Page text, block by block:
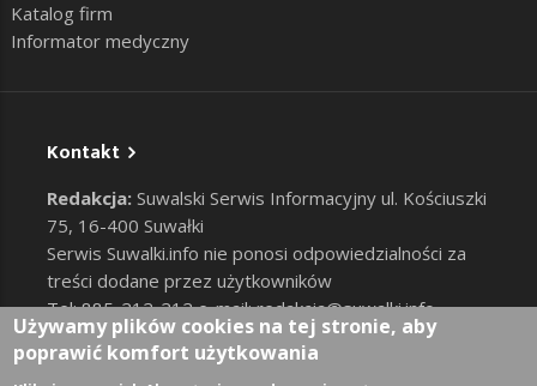
Katalog firm
Informator medyczny
Kontakt
Redakcja: Suwalski Serwis Informacyjny ul. Kościuszki
75, 16-400 Suwałki
Serwis Suwalki.info nie ponosi odpowiedzialności za
treści dodane przez użytkowników
Tel: 885-212-212 e-mail:redakcja@suwalki.info,
reklama@suwalki.info
RODO |Cookies
Używamy plików cookies na tej stronie, aby
poprawić komfort użytkowania